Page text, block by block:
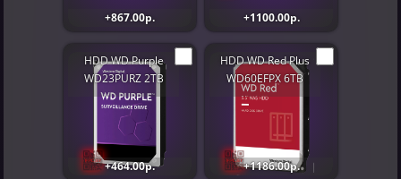
+867.00р. +1100.00р.
HDD WD Purple
WD23PURZ 2TB
+464.00р.
HDD WD Red Plus
WD60EFPX 6TB
+1186.00р.